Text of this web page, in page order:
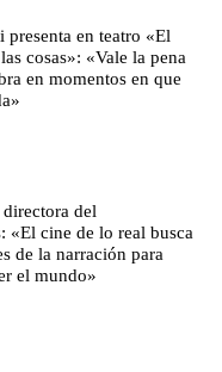
presenta en teatro «El
cosas»: «Vale la pena
en momentos en que
del
«El cine de lo real busca
de la narración para
el mundo»